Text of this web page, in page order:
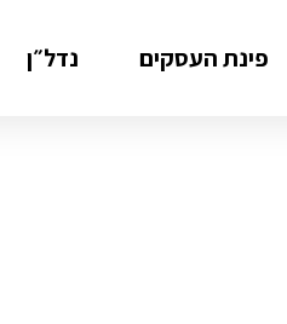
פינת העסקים נדל״ן